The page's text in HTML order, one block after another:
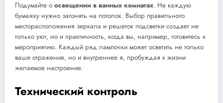
Подумайте о освещении в ванных комнатах. Не каждую
бумажку нужно загонять на потолок. Выбор правильного
месторасположения зеркала и решеток подсветки создает не
только уют, но и практичность, когда вы, например, готовитесь к
мероприятию. Каждый ряд лампочки может осветить не только
ваше отражение, но и внутреннее я, пробуждая к жизни
желаемое настроение.
Технический контроль